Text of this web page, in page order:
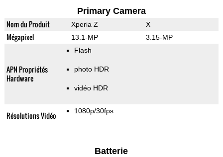
Primary Camera
Nom du Produit Xperia Z X
Mégapixel 13.1-MP 3.15-MP
APN Propriétés
Hardware
Flash
photo HDR
vidéo HDR
Résolutions Vidéo 1080p/30fps
Batterie